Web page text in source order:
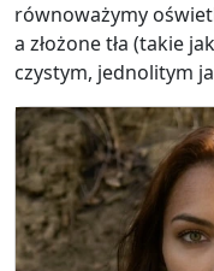
równoważymy
a złożone tła (takie
czystym, jednolitym